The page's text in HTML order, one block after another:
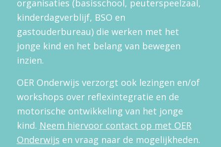
organisaties (basisschool, peuterspeelzaal,
kinderdagverblijf, BSO en
gastouderbureau) die werken met het
jonge kind en het belang van bewegen
inzien.
OER Onderwijs verzorgt ook lezingen en/of
workshops over reflexintegratie en de
motorische ontwikkeling van het jonge
kind. Neem hiervoor contact op met OER
Onderwijs en vraag naar de mogelijkheden.